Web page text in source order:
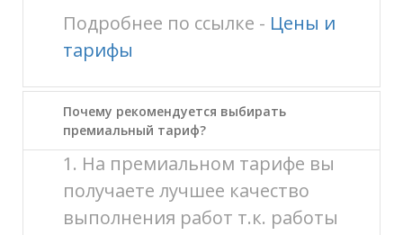
Подробнее по ссылке - Цены и
тарифы
Почему рекомендуется выбирать
премиальный тариф?
1. На премиальном тарифе вы
получаете лучшее качество
выполнения работ т.к. работы